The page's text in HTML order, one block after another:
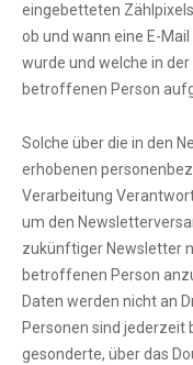
eingebetteten
ob und wann eine E-
wurde und welche in
betroffenen Person
Solche über die in den
erhobenen
Verarbeitung
um den
zukünftiger Newsletter
betroffenen Person
Daten werden nicht an
Personen sind jederzeit
gesonderte, über das